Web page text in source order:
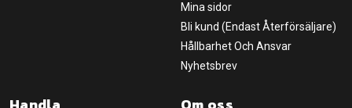
Mina sidor
Bli kund (Endast Återförsäljare)
Hållbarhet Och Ansvar
Nyhetsbrev